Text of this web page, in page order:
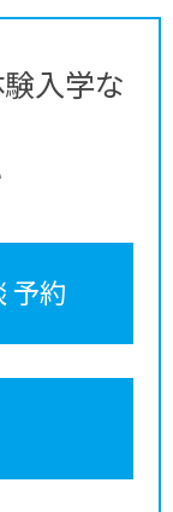
入学な
予約